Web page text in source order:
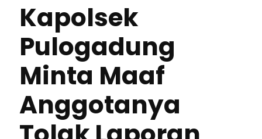
Kapolsek
Pulogadung
Minta Maaf
Anggotanya